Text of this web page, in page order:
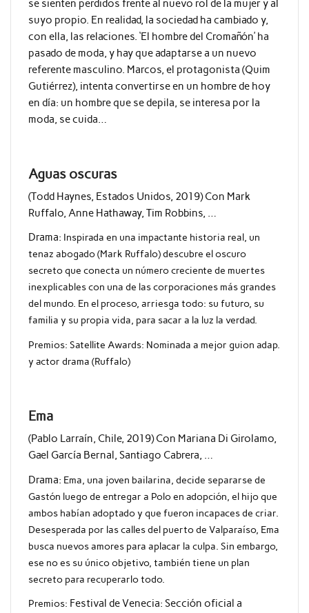
se sienten perdidos frente al nuevo rol de la mujer y al
suyo propio. En realidad, la sociedad ha cambiado y,
con ella, las relaciones. ‘El hombre del Cromañón’ ha
pasado de moda, y hay que adaptarse a un nuevo
referente masculino. Marcos, el protagonista (Quim
Gutiérrez), intenta convertirse en un hombre de hoy
en día: un hombre que se depila, se interesa por la
moda, se cuida…
Aguas oscuras
(Todd Haynes, Estados Unidos, 2019) Con Mark
Ruffalo, Anne Hathaway, Tim Robbins, …
Drama: Inspirada en una impactante historia real, un
tenaz abogado (Mark Ruffalo) descubre el oscuro
secreto que conecta un número creciente de muertes
inexplicables con una de las corporaciones más grandes
del mundo. En el proceso, arriesga todo: su futuro, su
familia y su propia vida, para sacar a la luz la verdad.
Premios: Satellite Awards: Nominada a mejor guion adap.
y actor drama (Ruffalo)
Ema
(Pablo Larraín, Chile, 2019) Con Mariana Di Girolamo,
Gael García Bernal, Santiago Cabrera, …
Drama: Ema, una joven bailarina, decide separarse de
Gastón luego de entregar a Polo en adopción, el hijo que
ambos habían adoptado y que fueron incapaces de criar.
Desesperada por las calles del puerto de Valparaíso, Ema
busca nuevos amores para aplacar la culpa. Sin embargo,
ese no es su único objetivo, también tiene un plan
secreto para recuperarlo todo.
Premios: Festival de Venecia: Sección oficial a